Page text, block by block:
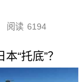
阅读 6194
“托底”？